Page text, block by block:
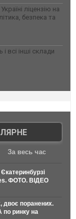
ліцензію на
безпека та
всі інші склади
За весь час
ФОТО. ВІДЕО
двоє поранених.
по ринку на